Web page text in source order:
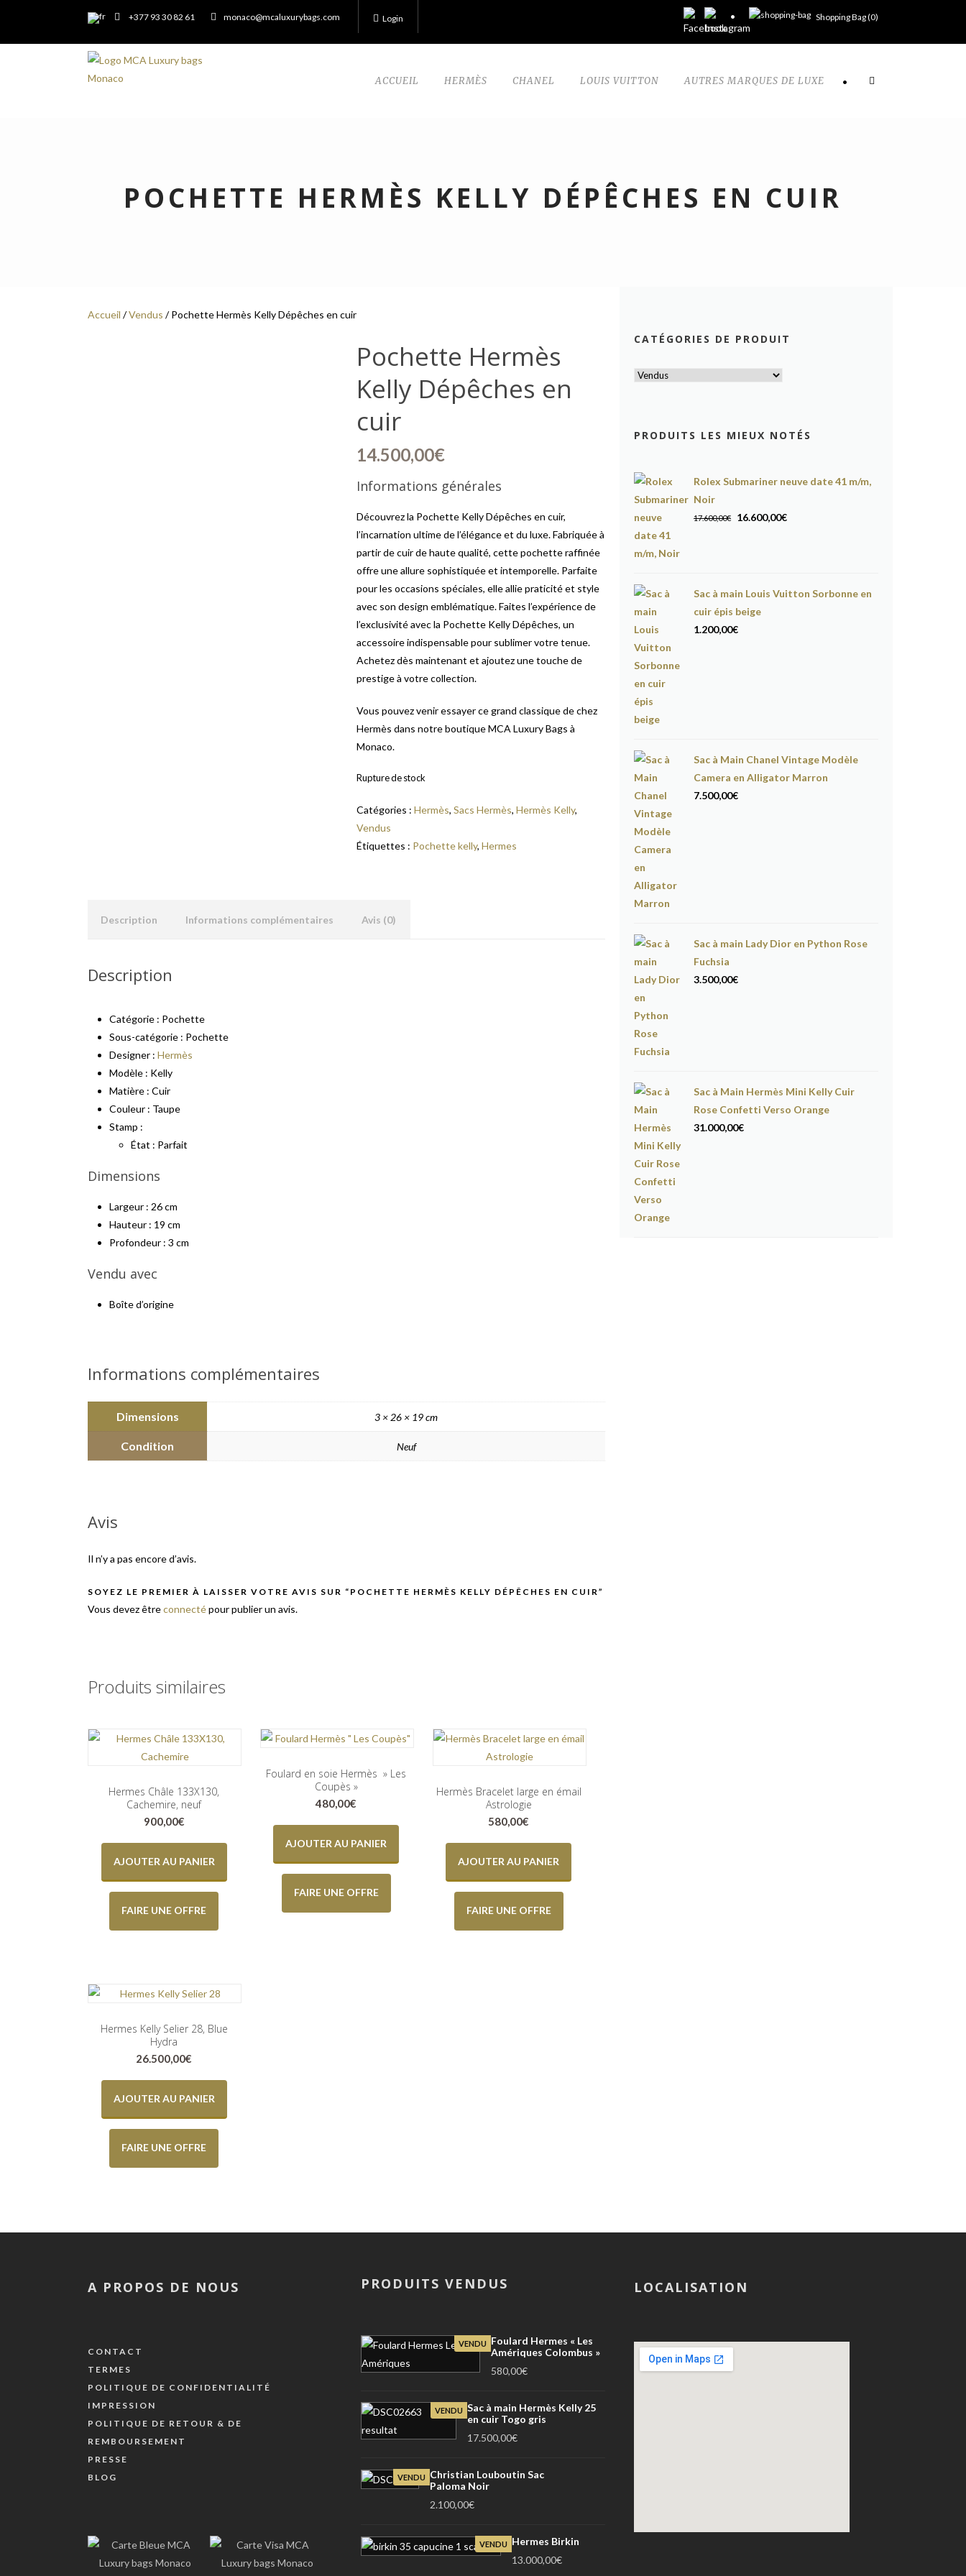
+377 93 30 82 61 monaco@mcaluxurybags.com Login Shopping Bag (0)
ACCUEIL HERMÈS CHANEL LOUIS VUITTON AUTRES MARQUES DE LUXE •
POCHETTE HERMÈS KELLY DÉPÊCHES EN CUIR
Accueil /Vendus / Pochette Hermès Kelly Dépêches en cuir
Pochette Hermès
Kelly Dépêches en
cuir
14.500,00€
Informations générales
Découvrez la Pochette Kelly Dépêches en cuir,
l’incarnation ultime de l’élégance et du luxe. Fabriquée à
partir de cuir de haute qualité, cette pochette raffinée
offre une allure sophistiquée et intemporelle. Parfaite
pour les occasions spéciales, elle allie praticité et style
avec son design emblématique. Faites l’expérience de
l’exclusivité avec la Pochette Kelly Dépêches, un
accessoire indispensable pour sublimer votre tenue.
Achetez dès maintenant et ajoutez une touche de
prestige à votre collection.
Vous pouvez venir essayer ce grand classique de chez
Hermès dans notre boutique MCA Luxury Bags à
Monaco.
Rupture de stock
Catégories :Hermès,Sacs Hermès,Hermès Kelly,
Vendus
Étiquettes : Pochette kelly,Hermes
Description Informations complémentaires Avis (0)
Description
Catégorie : Pochette
Sous-catégorie : Pochette
Designer : Hermès
Modèle : Kelly
Matière : Cuir
Couleur : Taupe
Stamp :
État : Parfait
Dimensions
Largeur : 26 cm
Hauteur : 19 cm
Profondeur : 3 cm
Vendu avec
Boîte d’origine
Informations complémentaires
Dimensions 3 × 26 × 19 cm
Condition Neuf
Avis
Il n’y a pas encore d’avis.
SOYEZ LE PREMIER À LAISSER VOTRE AVIS SUR “POCHETTE HERMÈS KELLY DÉPÊCHES EN CUIR”
Vous devez êtreconnectépour publier un avis.
Produits similaires
Hermes Châle 133X130,
Cachemire, neuf
900,00€
AJOUTER AU PANIER
FAIRE UNE OFFRE
Foulard en soie Hermès » Les
Coupès »
480,00€
AJOUTER AU PANIER
FAIRE UNE OFFRE
Hermès Bracelet large en émail
Astrologie
580,00€
AJOUTER AU PANIER
FAIRE UNE OFFRE
Hermes Kelly Selier 28, Blue
Hydra
26.500,00€
AJOUTER AU PANIER
FAIRE UNE OFFRE
CATÉGORIES DE PRODUIT
PRODUITS LES MIEUX NOTÉS
Rolex Submariner neuve date 41 m/m,
Noir
17.600,00€
Le
17.600,00€.
16.600,00€Le
16.600,00€.
Sac à main Louis Vuitton Sorbonne en
cuir épis beige
1.200,00€
Sac à Main Chanel Vintage Modèle
Camera en Alligator Marron
7.500,00€
Sac à main Lady Dior en Python Rose
Fuchsia
3.500,00€
Sac à Main Hermès Mini Kelly Cuir
Rose Confetti Verso Orange
31.000,00€
A PROPOS DE NOUS
CONTACT
TERMES
POLITIQUE DE CONFIDENTIALITÉ
IMPRESSION
POLITIQUE DE RETOUR & DE
REMBOURSEMENT
PRESSE
BLOG
PRODUITS VENDUS
VENDU
Foulard Hermes « Les
Amériques Colombus »
580,00€
VENDU Sac à main Hermès Kelly 25
en cuir Togo gris
17.500,00€
VENDU
Christian Louboutin Sac
Paloma Noir
2.100,00€
VENDU
Hermes Birkin
13.000,00€
LOCALISATION